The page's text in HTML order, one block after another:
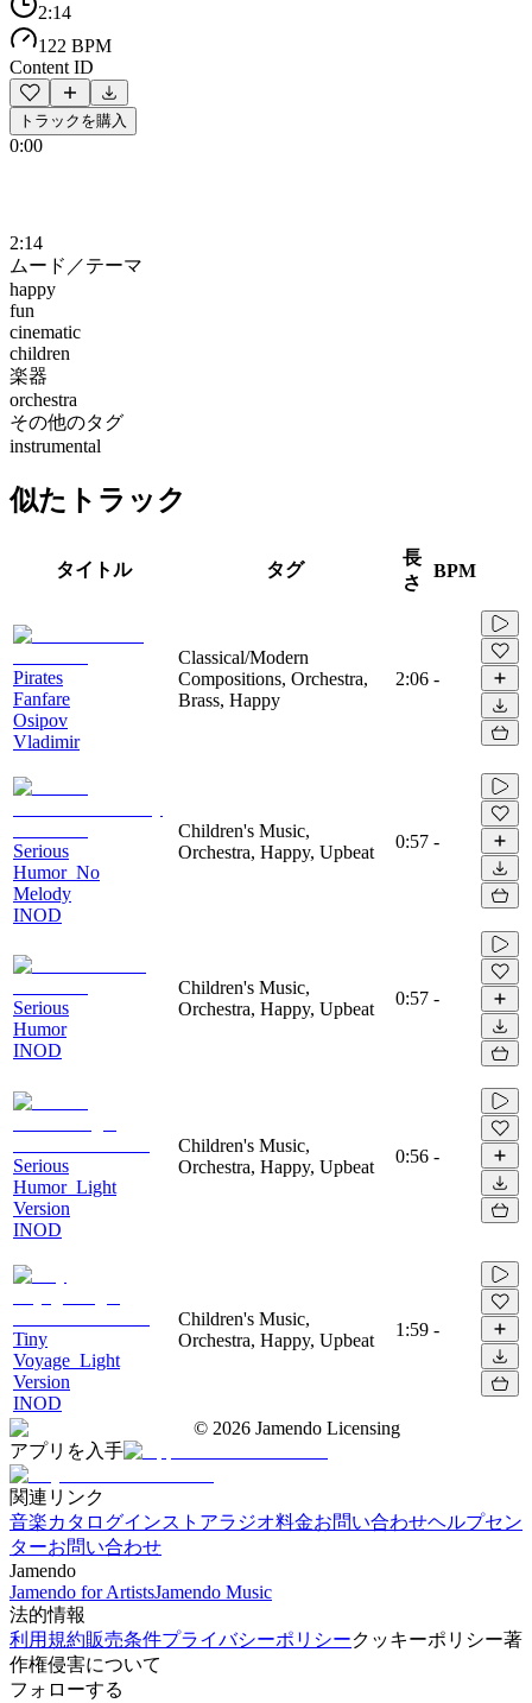
2:14
122 BPM
Content ID
トラックを購入
0:00
2:14
ムード／テーマ
happy
fun
cinematic
children
楽器
orchestra
その他のタグ
instrumental
似たトラック
タイトル タグ
長
さ
BPM
Pirates
Fanfare
Osipov
Vladimir
Classical/Modern
Compositions, Orchestra,
Brass, Happy
2:06 -
Serious
Humor_No
Melody
INOD
Children's Music,
Orchestra, Happy, Upbeat
0:57 -
Serious
Humor
INOD
Children's Music,
Orchestra, Happy, Upbeat
0:57 -
Serious
Humor_Light
Version
INOD
Children's Music,
Orchestra, Happy, Upbeat
0:56 -
Tiny
Voyage_Light
Version
INOD
Children's Music,
Orchestra, Happy, Upbeat
1:59 -
© 2026 Jamendo Licensing
アプリを入手
関連リンク
音楽カタログインストアラジオ料金お問い合わせヘルプセン
ターお問い合わせ
Jamendo
Jamendo for ArtistsJamendo Music
法的情報
利用規約販売条件プライバシーポリシークッキーポリシー著
作権侵害について
フォローする